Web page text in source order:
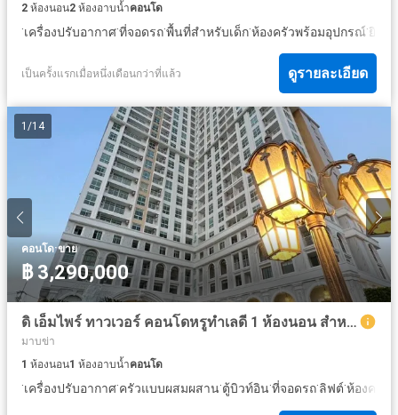
2 ห้องนอน2 ห้องอาบน้ำคอนโด
·เครื่องปรับอากาศ·ที่จอดรถ·พื้นที่สำหรับเด็ก·ห้องครัวพร้อมอุปกรณ์·ยิม
เป็นครั้งแรกเมื่อหนึ่งเดือนกว่าที่แล้ว ดูรายละเอียด
1 /14
คอนโด·ขาย
฿ 3,290,000
ดิ เอ็มไพร์ ทาวเวอร์ คอนโดหรูทำเลดี 1 ห้องนอน สำหรับขาย
มาบข่า
1 ห้องนอน1 ห้องอาบน้ำคอนโด
·เครื่องปรับอากาศ·ครัวแบบผสมผสาน·ตู้บิวท์อิน·ที่จอดรถ·ลิฟต์·ห้องครัว